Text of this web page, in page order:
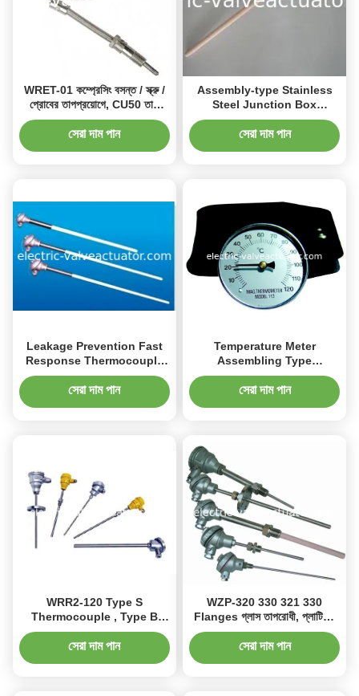
WRET-01 কম্প্রেসিং বসন্ত / স্ক্রু /
প্রোবের তাপপ্রয়োগে, CU50 তাপ
প্রতিরোধের
সেরা দাম পান
Assembly-type Stainless
Steel Junction Box
Thermocouple WRR2-131B
সেরা দাম পান
Leakage Prevention Fast
Response Thermocouple
Splashproof Junction Box
সেরা দাম পান
Temperature Meter
Assembling Type
Thermocouple Magnetic
Level Gauges WRR2-121
সেরা দাম পান
WRR2-120 Type S
Thermocouple , Type B
Thermocouple , Type K
Thermocouple
সেরা দাম পান
WZP-320 330 321 330
Flanges গ্লাস তাপরোধী, প্লাটিনাম
thermocouples, PT100 R
সেরা দাম পান